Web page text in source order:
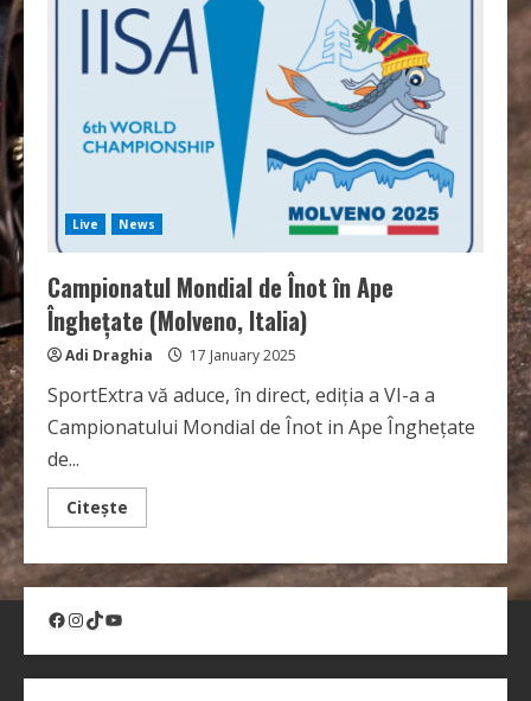
sezonul
3,
etapele
1
2025
Live News
Campionatul Mondial de Înot în Ape
Înghețate (Molveno, Italia)
Adi Draghia 17 January 2025
SportExtra vă aduce, în direct, ediția a VI-a a
Campionatului Mondial de Înot in Ape Înghețate
de...
Citește
more
Mondial
de
Înghețate
Facebook
Instagram
TikTokYouTube